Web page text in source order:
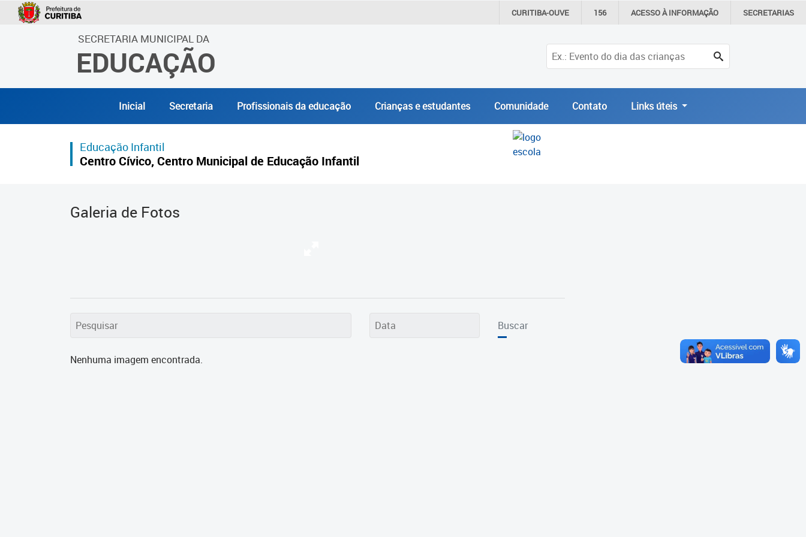
CURITIBA-OUVE 156 ACESSO ÀINFORMAÇÃO SECRETARIAS
SECRETARIA MUNICIPAL DA
EDUCAÇÃO
Inicial Secretaria Profissionais da educação Crianças e estudantes Comunidade Contato Links úteis
Educação Infantil
Centro Cívico, Centro Municipal de Educação Infantil
Galeria de Fotos
Buscar
Nenhuma imagem encontrada.